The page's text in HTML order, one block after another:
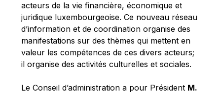
Mireille Delmas-Marty
Nobuo Tanaka
Otmar Issing
Paolo Mengozzi
Paschal Donohoe
Pat Cox
acteurs de la vie financière, économique et
juridique luxembourgeoise. Ce nouveau réseau
d’information et de coordination organise des
manifestations sur des thèmes qui mettent en
valeur les compétences de ces divers acteurs;
il organise des activités culturelles et sociales.
Le Conseil d’administration a pour Président M.